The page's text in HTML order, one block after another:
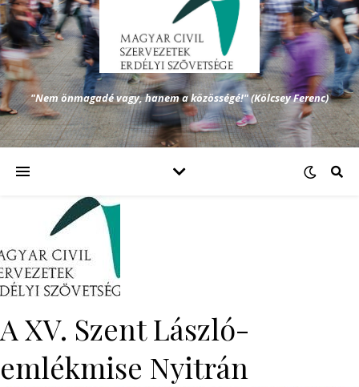
"Nem önmagadé vagy, hanem a közösségé!" (Kölcsey Ferenc)
A XV. Szent László-
emlékmise Nyitrán